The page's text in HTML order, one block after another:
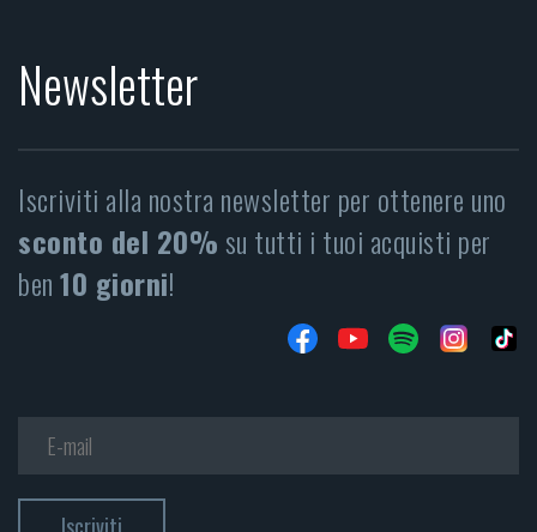
Newsletter
Iscriviti alla nostra newsletter per ottenere uno
sconto del 20%su tutti i tuoi acquisti per
ben10 giorni!